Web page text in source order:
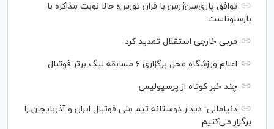
توافق پاری‌سن‌ژرمن با فران تورس؛ حالا نوبت مذاکره با
بارسلوناست
مربی خارجی استقلال تمدید کرد
اعلام ورزشگاه محل برگزاری ۶ مسابقه لیگ برتر فوتبال
چند خبر کوتاه از پرسپولیس
دنیامالی: دیدار دوستانه تیم ملی فوتبال ایران و آذربایجان را
برگزار می‌کنیم